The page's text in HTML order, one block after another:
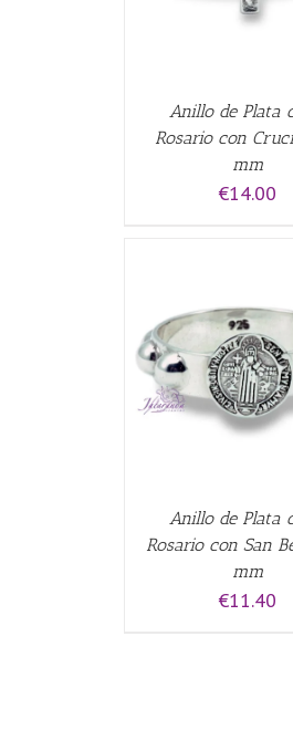
Anillo de Plata
Rosario con
mm
€14.00
Anillo de Plata
Rosario con San
mm
€11.40